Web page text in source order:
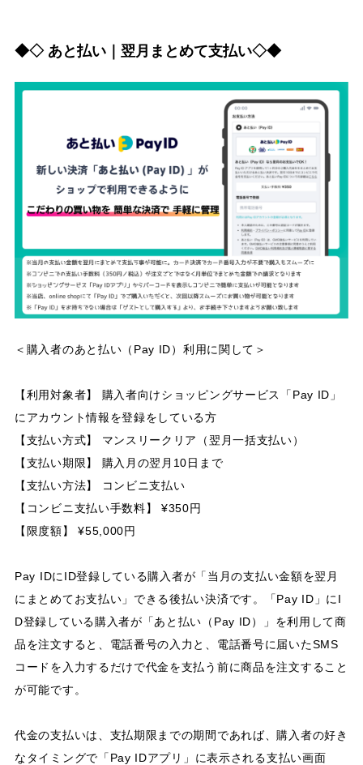
◆◇ あと払い｜翌月まとめて支払い◇◆
＜購入者のあと払い（Pay ID）利用に関して＞
【利用対象者】 購入者向けショッピングサービス「Pay ID」
にアカウント情報を登録をしている方
【支払い方式】 マンスリークリア（翌月一括支払い）
【支払い期限】 購入月の翌月10日まで
【支払い方法】 コンビニ支払い
【コンビニ支払い手数料】 ¥350円
【限度額】 ¥55,000円
Pay IDにID登録している購入者が「当月の支払い金額を翌月
にまとめてお支払い」できる後払い決済です。「Pay ID」にI
D登録している購入者が「あと払い（Pay ID）」を利用して商
品を注文すると、電話番号の入力と、電話番号に届いたSMS
コードを入力するだけで代金を支払う前に商品を注文すること
が可能です。
代金の支払いは、支払期限までの期間であれば、購入者の好き
なタイミングで「Pay IDアプリ」に表示される支払い画面